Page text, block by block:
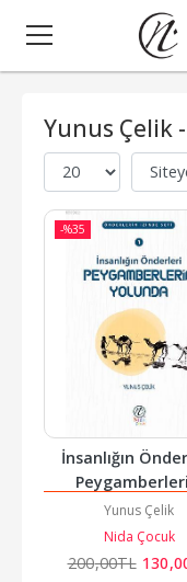
Yunus Çelik
-%35
İnsanlığın
Yolunda;
İzinde Seti
Yunus Çelik
Nida Çocuk
200,00TL 130